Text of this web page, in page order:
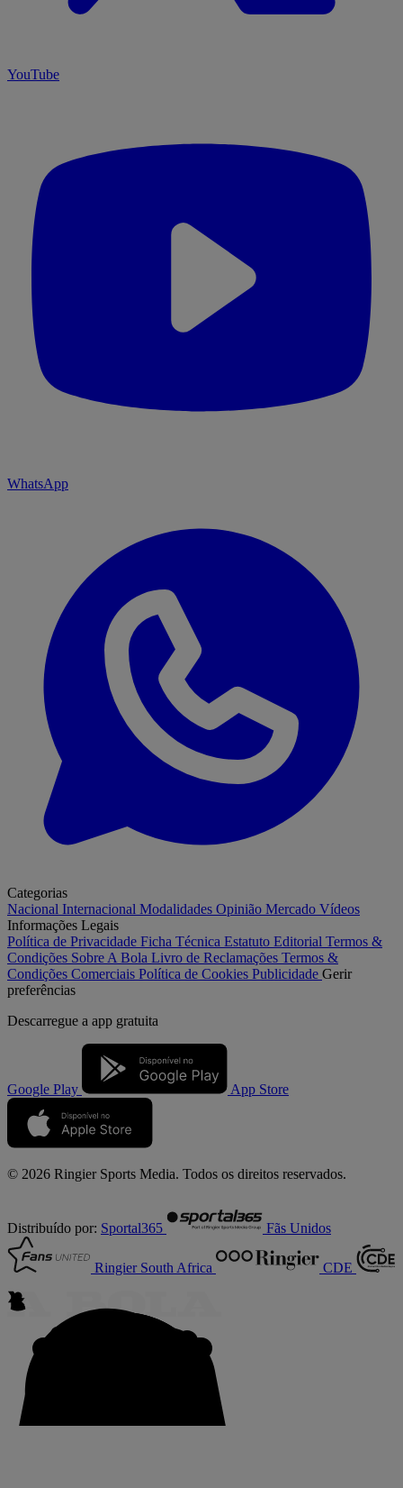
YouTube
WhatsApp
Categorias
Nacional Internacional Modalidades Opinião Mercado Vídeos
Informações Legais
Política de Privacidade Ficha Técnica Estatuto Editorial Termos &
Condições Sobre A Bola Livro de Reclamações Termos &
Condições Comerciais Política de Cookies Publicidade Gerir
preferências
Descarregue a app gratuita
Google Play App Store
© 2026 Ringier Sports Media. Todos os direitos reservados.
Distribuído por: Sportal365 Fãs Unidos
Ringier South Africa CDE